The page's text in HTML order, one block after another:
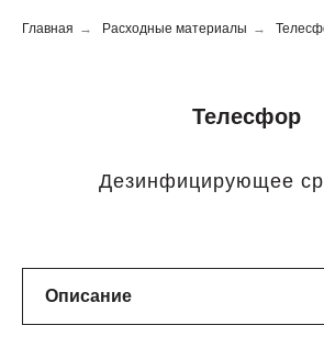
Главная → Расходные материалы →
Телесфор
Дезинфицирующее